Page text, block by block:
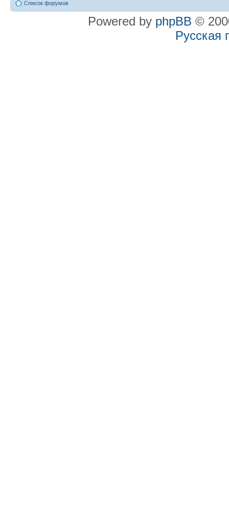
Список форумов
Powered by phpBB ©
Русская